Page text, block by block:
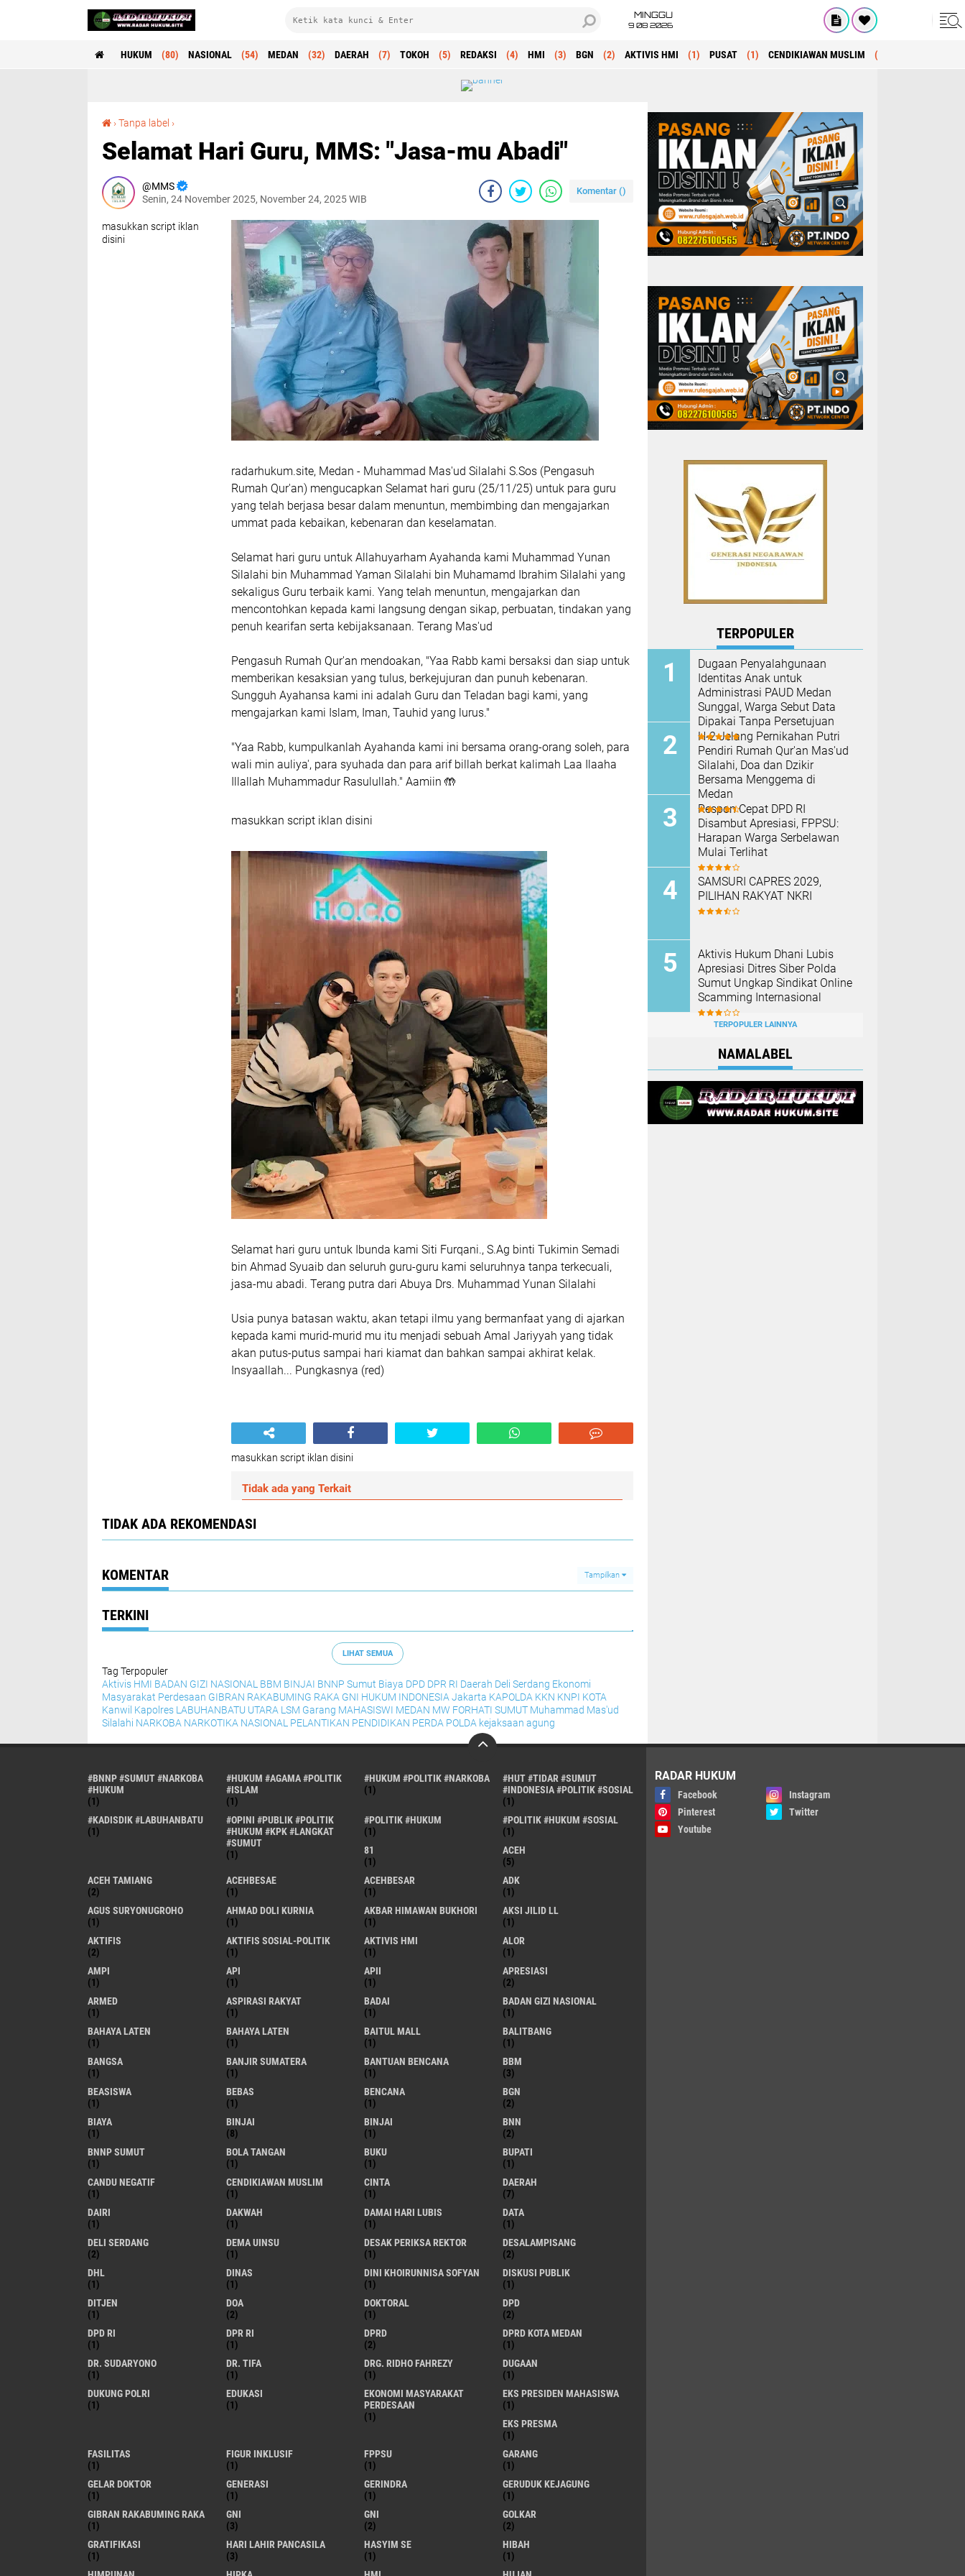
MINGGU
9 08 2026
HUKUM (80) NASIONAL (54) MEDAN (32) DAERAH (7) TOKOH (5) REDAKSI (4) HMI (3) BGN (2) AKTIVIS HMI (1) PUSAT (1) CENDIKIAWAN MUSLIM (1)
›Tanpa label ›
Selamat Hari Guru, MMS: "Jasa-mu Abadi"
MMS
Senin, 24 November 2025, November 24, 2025 WIB
Komentar ()
masukkan script iklan
disini
radarhukum.site, Medan - Muhammad Mas'ud Silalahi S.Sos (Pengasuh
Rumah Qur'an) mengucapkan Selamat hari guru (25/11/25) untuk para guru
yang telah berjasa besar dalam menuntun, membimbing dan mengajarkan
ummat pada kebaikan, kebenaran dan keselamatan.
Selamat hari guru untuk Allahuyarham Ayahanda kami Muhammad Yunan
Silalahi bin Muhammad Yaman Silalahi bin Muhamamd Ibrahim Silalahi yang
sekaligus Guru terbaik kami. Yang telah menuntun, mengajarkan dan
mencontohkan kepada kami langsung dengan sikap, perbuatan, tindakan yang
penuh kearifan serta kebijaksanaan. Terang Mas'ud
Pengasuh Rumah Qur'an mendoakan, "Yaa Rabb kami bersaksi dan siap untuk
memberikan kesaksian yang tulus, berkejujuran dan punuh kebenaran.
Sungguh Ayahansa kami ini adalah Guru dan Teladan bagi kami, yang
mengajarkan kami Islam, Iman, Tauhid yang lurus."
"Yaa Rabb, kumpulkanlah Ayahanda kami ini bersama orang-orang soleh, para
wali min auliya', para syuhada dan para arif billah berkat kalimah Laa Ilaaha
Illallah Muhammadur Rasulullah." Aamiin 🤲
masukkan script iklan disini
Selamat hari guru untuk Ibunda kami Siti Furqani., S.Ag binti Tukimin Semadi
bin Ahmad Syuaib dan seluruh guru-guru kami seluruhnya tanpa terkecuali,
jasa-mu abadi. Terang putra dari Abuya Drs. Muhammad Yunan Silalahi
Usia punya batasan waktu, akan tetapi ilmu yang bermanfaat yang di ajarkan
kepada kami murid-murid mu itu menjadi sebuah Amal Jariyyah yang tidak
akan putus-putus sampai hari kiamat dan bahkan sampai akhirat kelak.
Insyaallah... Pungkasnya (red)
masukkan script iklan disini
Tidak ada yang Terkait
TIDAK ADA REKOMENDASI
KOMENTAR Tampilkan
TERKINI
LIHAT SEMUA
Tag Terpopuler
Aktivis HMI BADAN GIZI NASIONAL BBM BINJAI BNNP Sumut Biaya DPD DPR RI Daerah Deli Serdang Ekonomi
Masyarakat Perdesaan GIBRAN RAKABUMING RAKA GNI HUKUM INDONESIA Jakarta KAPOLDA KKN KNPI KOTA
Kanwil Kapolres LABUHANBATU UTARA LSM Garang MAHASISWI MEDAN MW FORHATI SUMUT Muhammad Mas'ud
Silalahi NARKOBA NARKOTIKA NASIONAL PELANTIKAN PENDIDIKAN PERDA POLDA kejaksaan agung
TERPOPULER
Dugaan Penyalahgunaan
Identitas Anak untuk
Administrasi PAUD Medan
Sunggal, Warga Sebut Data
Dipakai Tanpa Persetujuan
H-2 Jelang Pernikahan Putri
Pendiri Rumah Qur'an Mas'ud
Silalahi, Doa dan Dzikir
Bersama Menggema di
Medan
Respon Cepat DPD RI
Disambut Apresiasi, FPPSU:
Harapan Warga Serbelawan
Mulai Terlihat
SAMSURI CAPRES 2029,
PILIHAN RAKYAT NKRI
Aktivis Hukum Dhani Lubis
Apresiasi Ditres Siber Polda
Sumut Ungkap Sindikat Online
Scamming Internasional
TERPOPULER LAINNYA
NAMALABEL
#BNNP #SUMUT #NARKOBA
#HUKUM
(1)
#HUKUM #AGAMA #POLITIK
#ISLAM
(1)
#HUKUM #POLITIK #NARKOBA
(1)
#HUT #TIDAR #SUMUT
#INDONESIA #POLITIK #SOSIAL
(1)
#KADISDIK #LABUHANBATU
(1)
#OPINI #PUBLIK #POLITIK
#HUKUM #KPK #LANGKAT
#SUMUT
(1)
#POLITIK #HUKUM
(1)
#POLITIK #HUKUM #SOSIAL
(1)
81
(1)
ACEH
(5)
ACEH TAMIANG
(2)
ACEHBESAE
(1)
ACEHBESAR
(1)
ADK
(1)
AGUS SURYONUGROHO
(1)
AHMAD DOLI KURNIA
(1)
AKBAR HIMAWAN BUKHORI
(1)
AKSI JILID LL
(1)
AKTIFIS
(2)
AKTIFIS SOSIAL-POLITIK
(1)
AKTIVIS HMI
(1)
ALOR
(1)
AMPI
(1)
API
(1)
APII
(1)
APRESIASI
(2)
ARMED
(1)
ASPIRASI RAKYAT
(1)
BADAI
(1)
BADAN GIZI NASIONAL
(1)
BAHAYA LATEN
(1)
BAHAYA LATEN
(1)
BAITUL MALL
(1)
BALITBANG
(1)
BANGSA
(1)
BANJIR SUMATERA
(1)
BANTUAN BENCANA
(1)
BBM
(3)
BEASISWA
(1)
BEBAS
(1)
BENCANA
(1)
BGN
(2)
BIAYA
(1)
BINJAI
(8)
BINJAI
(1)
BNN
(2)
BNNP SUMUT
(1)
BOLA TANGAN
(1)
BUKU
(1)
BUPATI
(1)
CANDU NEGATIF
(1)
CENDIKIAWAN MUSLIM
(1)
CINTA
(1)
DAERAH
(7)
DAIRI
(1)
DAKWAH
(1)
DAMAI HARI LUBIS
(1)
DATA
(1)
DELI SERDANG
(2)
DEMA UINSU
(1)
DESAK PERIKSA REKTOR
(1)
DESALAMPISANG
(2)
DHL
(1)
DINAS
(1)
DINI KHOIRUNNISA SOFYAN
(1)
DISKUSI PUBLIK
(1)
DITJEN
(1)
DOA
(2)
DOKTORAL
(1)
DPD
(2)
DPD RI
(1)
DPR RI
(1)
DPRD
(2)
DPRD KOTA MEDAN
(1)
DR. SUDARYONO
(1)
DR. TIFA
(1)
DRG. RIDHO FAHREZY
(1)
DUGAAN
(1)
DUKUNG POLRI
(1)
EDUKASI
(1)
EKONOMI MASYARAKAT
PERDESAAN
(1)
EKS PRESIDEN MAHASISWA
(1)
EKS PRESMA
(1)
FASILITAS
(1)
FIGUR INKLUSIF
(1)
FPPSU
(1)
GARANG
(1)
GELAR DOKTOR
(1)
GENERASI
(1)
GERINDRA
(1)
GERUDUK KEJAGUNG
(1)
GIBRAN RAKABUMING RAKA
(1)
GNI
(3)
GNI
(2)
GOLKAR
(2)
GRATIFIKASI
(1)
HARI LAHIR PANCASILA
(3)
HASYIM SE
(1)
HIBAH
(1)
RADAR HUKUM
Facebook
Instagram
Pinterest
Twitter
Youtube